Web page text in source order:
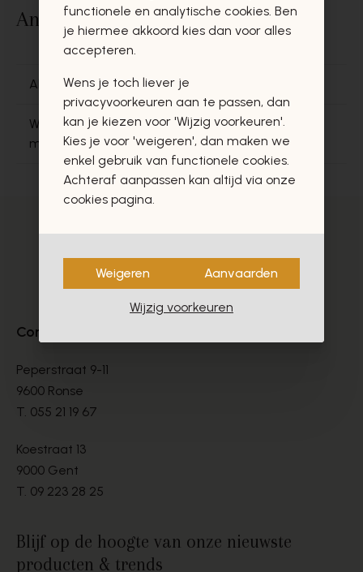
Andere vragen binnen 'Sneakers'
Altijd goed met een leuke sneaker aan je voet?
Wil jij de mooiste sneakers voor heren voor elk
moment?
Contact
Peperstraat 9-11
9600 Ronse
T. 055 21 19 67
Koestraat 13
9000 Gent
T. 09 223 28 25
Blijf op de hoogte van onze nieuwste
producten & trends
functionele en analytische cookies. Ben
je hiermee akkoord kies dan voor alles
accepteren.
Wens je toch liever je
privacyvoorkeuren aan te passen, dan
kan je kiezen voor 'Wijzig voorkeuren'.
Kies je voor 'weigeren', dan maken we
enkel gebruik van functionele cookies.
Achteraf aanpassen kan altijd via onze
cookies pagina.
Weigeren Aanvaarden
Wijzig voorkeuren